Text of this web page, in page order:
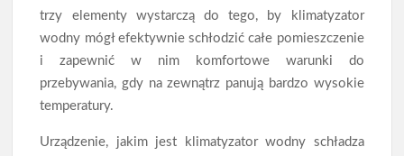
trzy elementy wystarczą do tego, by klimatyzator
wodny mógł efektywnie schłodzić całe pomieszczenie
i zapewnić w nim komfortowe warunki do
przebywania, gdy na zewnątrz panują bardzo wysokie
temperatury.
Urządzenie, jakim jest klimatyzator wodny schładza